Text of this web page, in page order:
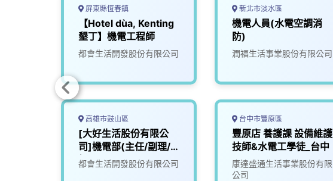
屏東縣恆春鎮
【Hotel dùa, Kenting
墾丁】機電工程師
都會生活開發股份有限公司
高雄市鼓山區
[大好生活股份有限公
司]機電部(主任/副理/
經理)
都會生活開發股份有限公司
新北市淡水區
機電人員(水電空調消
防)
潤福生活事業股份有限公司
台中市豐原區
豐原店 養護課 設備維護
技師&水電工學徒_台中
康達盛通生活事業股份有限
公司